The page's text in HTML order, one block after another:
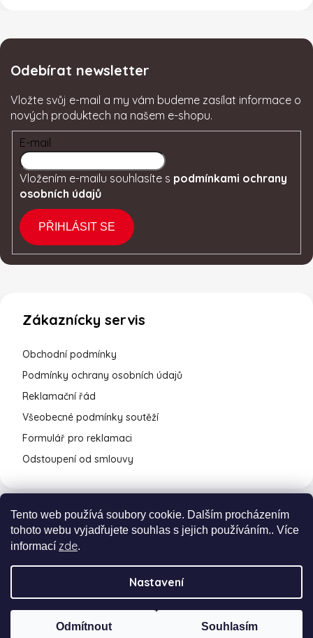
Tento web používá soubory cookie. Dalším procházením
tohoto webu vyjadřujete souhlas s jejich používáním.. Více
informací zde.
Nastavení
Odmítnout Souhlasím
Odebírat newsletter
Vložte svůj e-mail a my vám budeme zasílat informace o
nových produktech na našem e-shopu.
E-mail
Vložením e-mailu souhlasíte s podmínkami ochrany
osobních údajů
PŘIHLÁSIT SE
Zákaznícky servis
Obchodní podmínky
Podmínky ochrany osobních údajů
Reklamační řád
Všeobecné podmínky soutěží
Formulář pro reklamaci
Odstoupení od smlouvy
Vytvořil Shoptet Premium a
Adatelier
Copyright 2026
. Všechna práva